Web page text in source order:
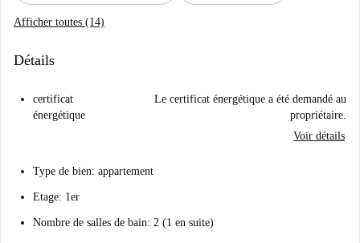
Afficher toutes (14)
Détails
certificat
énergétique
Le certificat énergétique a été demandé au
propriétaire.
Voir détails
Type de bien: appartement
Etage: 1er
Nombre de salles de bain: 2 (1 en suite)